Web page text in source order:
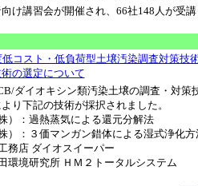
け講習会が開催され、66社148人が受
コスト・低負荷型土壌汚染調査対策技
の選定について
ダイオキシン類汚染土壌の調査・対
り下記の技術が採択されました。
）：過熱蒸気による還元分解法
）：３価マンガン錯体による湿式浄化方
務店 ダイオスイーパー
環境研究所 ＨＭ２トータルシステム